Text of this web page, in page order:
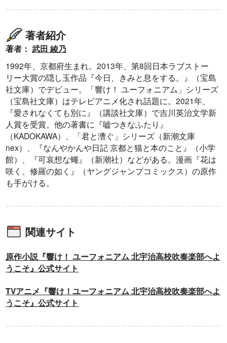
著者紹介
著者：武田 綾乃
1992年、京都府生まれ。2013年、第8回日本ラブストー
リー大賞の隠し玉作品『今日、きみと息をする。』（宝島
社文庫）でデビュー。「響け！ ユーフォニアム」シリーズ
（宝島社文庫）はテレビアニメ化され話題に。2021年、
『愛されなくても別に』（講談社文庫）で吉川英治文学新
人賞を受賞。他の著書に『嘘つきなふたり』
（KADOKAWA）、「君と漕ぐ」シリーズ（新潮文庫
nex）、『なんやかんや日記 京都と猫と本のこと』（小学
館）、『可哀想な蠅』（新潮社）などがある。漫画『花は
咲く、修羅の如く』（ヤングジャンプコミックス）の原作
も手がける。
関連サイト
原作小説『響け！ ユーフォニアム 北宇治高校吹奏楽部へよ
うこそ』公式サイト
TVアニメ『響け！ユーフォニアム 北宇治高校吹奏楽部へよ
うこそ』公式サイト